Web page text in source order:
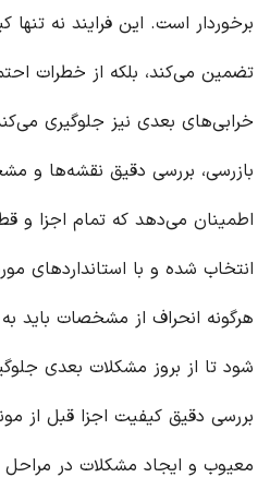
برخوردار است. این فرایند نه
تضمین می‌کند، بلکه از خطرات
خرابی‌های بعدی نیز جلوگیری
بازرسی، بررسی دقیق نقشه‌ها و
اطمینان می‌دهد که تمام اجزا و
انتخاب شده و با استانداردهای
هرگونه انحراف از مشخصات باید
شود تا از بروز مشکلات بعدی
بررسی دقیق کیفیت اجزا قبل از
معیوب و ایجاد مشکلات در